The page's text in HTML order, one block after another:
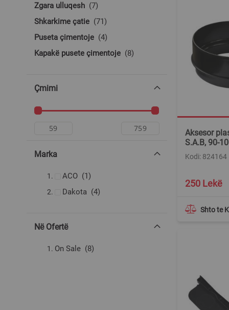
Aksesor
S.A.B, 90-
Kodi: 824164
Shto te
250 Lekë
Zgara ulluqesh
7produkte
Shkarkime çatie
71produkte
Puseta çimentoje
4produkte
Kapakë pusete çimentoje
8produkte
Çmimi
Marka
ACO 1produkt
Dakota
4produkte
Në Ofertë
On Sale 8produkte